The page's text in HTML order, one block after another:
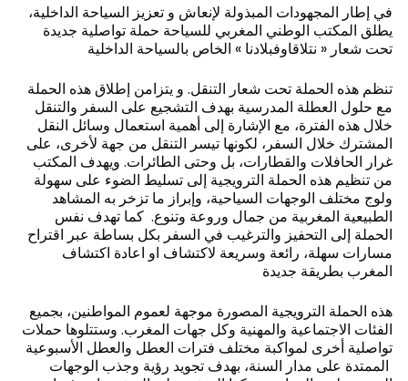
في إطار المجهودات المبذولة لإنعاش و تعزيز السياحة الداخلية،
يطلق المكتب الوطني المغربي للسياحة حملة تواصلية جديدة
تحت شعار « نتلاقاوفبلادنا » الخاص بالسياحة الداخلية
تنظم هذه الحملة تحت شعار التنقل. و يتزامن إطلاق هذه الحملة
مع حلول العطلة المدرسية بهدف التشجيع على السفر والتنقل
خلال هذه الفترة، مع الإشارة إلى أهمية استعمال وسائل النقل
المشترك خلال السفر، لكونها تيسر التنقل من جهة لأخرى، على
غرار الحافلات والقطارات، بل وحتى الطائرات. ويهدف المكتب
من تنظيم هذه الحملة الترويجية إلى تسليط الضوء على سهولة
ولوج مختلف الوجهات السياحية، وإبراز ما تزخر به المشاهد
الطبيعية المغربية من جمال وروعة وتنوع. كما تهدف نفس
الحملة إلى التحفيز والترغيب في السفر بكل بساطة عبر اقتراح
مسارات سهلة، رائعة وسريعة لاكتشاف او اعادة اكتشاف
المغرب بطريقة جديدة
هذه الحملة الترويجية المصورة موجهة لعموم المواطنين، بجميع
الفئات الاجتماعية والمهنية وكل جهات المغرب. وستتلوها حملات
تواصلية أخرى لمواكبة مختلف فترات العطل والعطل الأسبوعية
الممتدة على مدار السنة، بهدف تجويد رؤية وجذب الوجهات